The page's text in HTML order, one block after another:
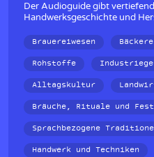
Der Audioguide gibt
Handwerksgeschichte und
Brauereiwesen
Rohstoffe
Alltagskultur
Bräuche, Rituale und
Sprachbezogene
Handwerk und Techniken